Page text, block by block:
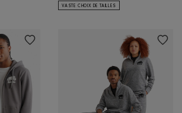
VASTE CHOIX DE TAILLES